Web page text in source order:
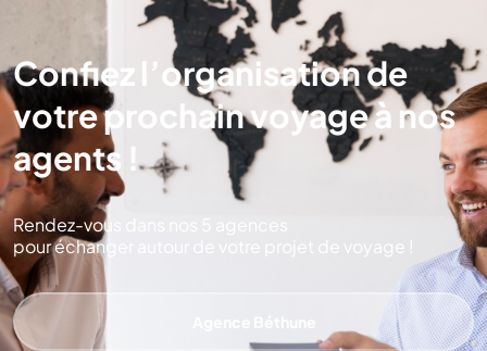
Confiez l’organisation de
votre prochain voyage à nos
agents !
Rendez-vous dans nos 5 agences
pour échanger autour de votre projet de voyage !